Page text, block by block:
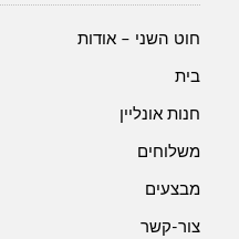
חוט השני – אודות
בית
חנות אונליין
משלוחים
מבצעים
צור-קשר